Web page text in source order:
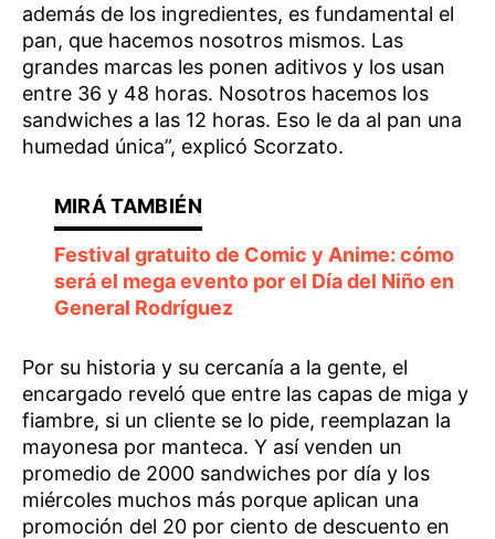
además de los ingredientes, es fundamental el
pan, que hacemos nosotros mismos. Las
grandes marcas les ponen aditivos y los usan
entre 36 y 48 horas. Nosotros hacemos los
sandwiches a las 12 horas. Eso le da al pan una
humedad única”, explicó Scorzato.
Festival gratuito de Comic y Anime: cómo
será el mega evento por el Día del Niño en
General Rodríguez
Por su historia y su cercanía a la gente, el
encargado reveló que entre las capas de miga y
fiambre, si un cliente se lo pide, reemplazan la
mayonesa por manteca. Y así venden un
promedio de 2000 sandwiches por día y los
miércoles muchos más porque aplican una
promoción del 20 por ciento de descuento en